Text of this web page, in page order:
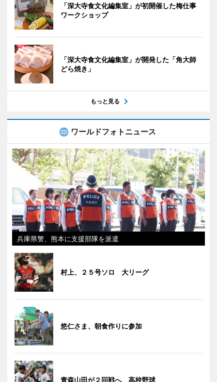
「深大寺食文化編集室」が初開催した梅仕事
ワークショップ
「深大寺食文化編集室」が開発した「角大師
どら焼き」
もっと見る
ワールドフォトニュース
兵庫県警、熊本に支援部隊を派遣
村上、２５号ソロ 大リーグ
悠仁さま、朝食作りに参加
青森山田が２回戦へ 高校野球